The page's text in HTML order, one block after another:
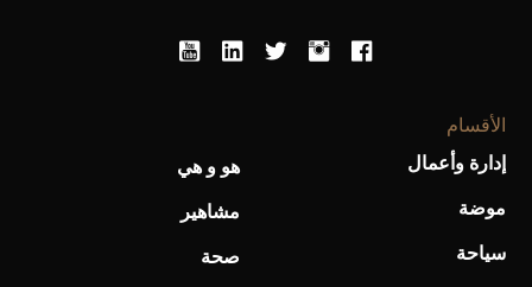
أحذية Mary Jane: ترف وأناقة للرجال
الأقسام
إدارة وأعمال
موضة
سياحة
هو و هي
مشاهير
صحة